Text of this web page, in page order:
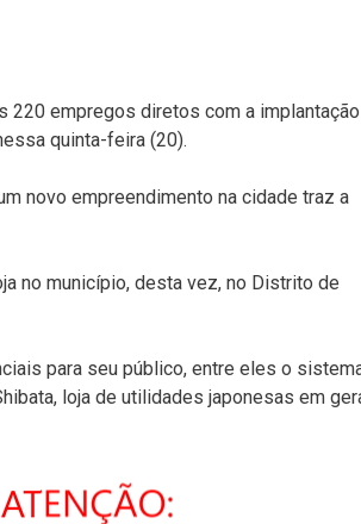
220 empregos diretos com a implantação
quinta-feira (20).
novo empreendimento na cidade traz a
no município, desta vez, no Distrito de
para seu público, entre eles o
loja de utilidades japonesas em
permitem a geração de mais
tem a ganhar com a variedade de